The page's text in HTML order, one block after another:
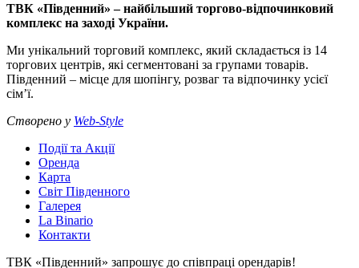
ТВК «Південний» – найбільший торгово-відпочинковий
комплекс на заході України.
Ми унікальний торговий комплекс, який складається із 14
торгових центрів, які сегментовані за групами товарів.
Південний – місце для шопінгу, розваг та відпочинку усієї
сім’ї.
Створено у Web-Style
Події та Акції
Оренда
Карта
Світ Південного
Галерея
La Binario
Контакти
ТВК «Південний» запрошує до співпраці орендарів!